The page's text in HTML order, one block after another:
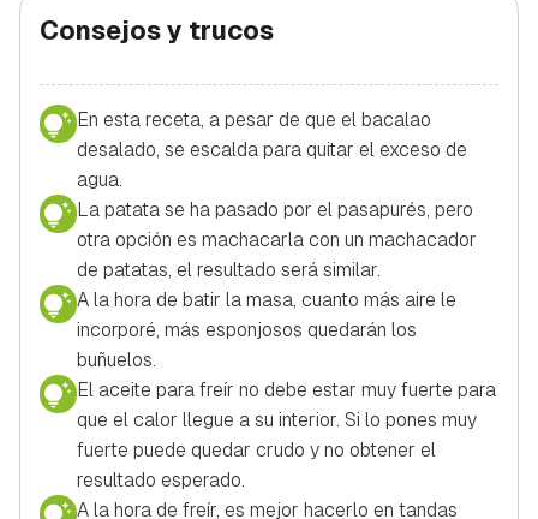
Consejos y trucos
En esta receta, a pesar de que el bacalao
desalado, se escalda para quitar el exceso de
agua.
La patata se ha pasado por el pasapurés, pero
otra opción es machacarla con un machacador
de patatas, el resultado será similar.
A la hora de batir la masa, cuanto más aire le
incorporé, más esponjosos quedarán los
buñuelos.
El aceite para freír no debe estar muy fuerte para
que el calor llegue a su interior. Si lo pones muy
fuerte puede quedar crudo y no obtener el
resultado esperado.
A la hora de freír, es mejor hacerlo en tandas